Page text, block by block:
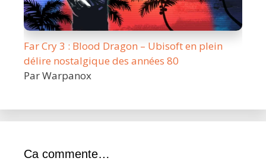
Far Cry 3 : Blood Dragon – Ubisoft en plein
délire nostalgique des années 80
Par Warpanox
Ca commente…